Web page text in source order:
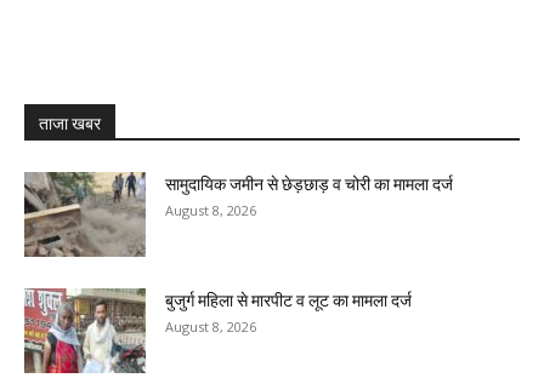
ताजा खबर
सामुदायिक जमीन से छेड़छाड़ व चोरी का मामला दर्ज
August 8, 2026
बुजुर्ग महिला से मारपीट व लूट का मामला दर्ज
August 8, 2026